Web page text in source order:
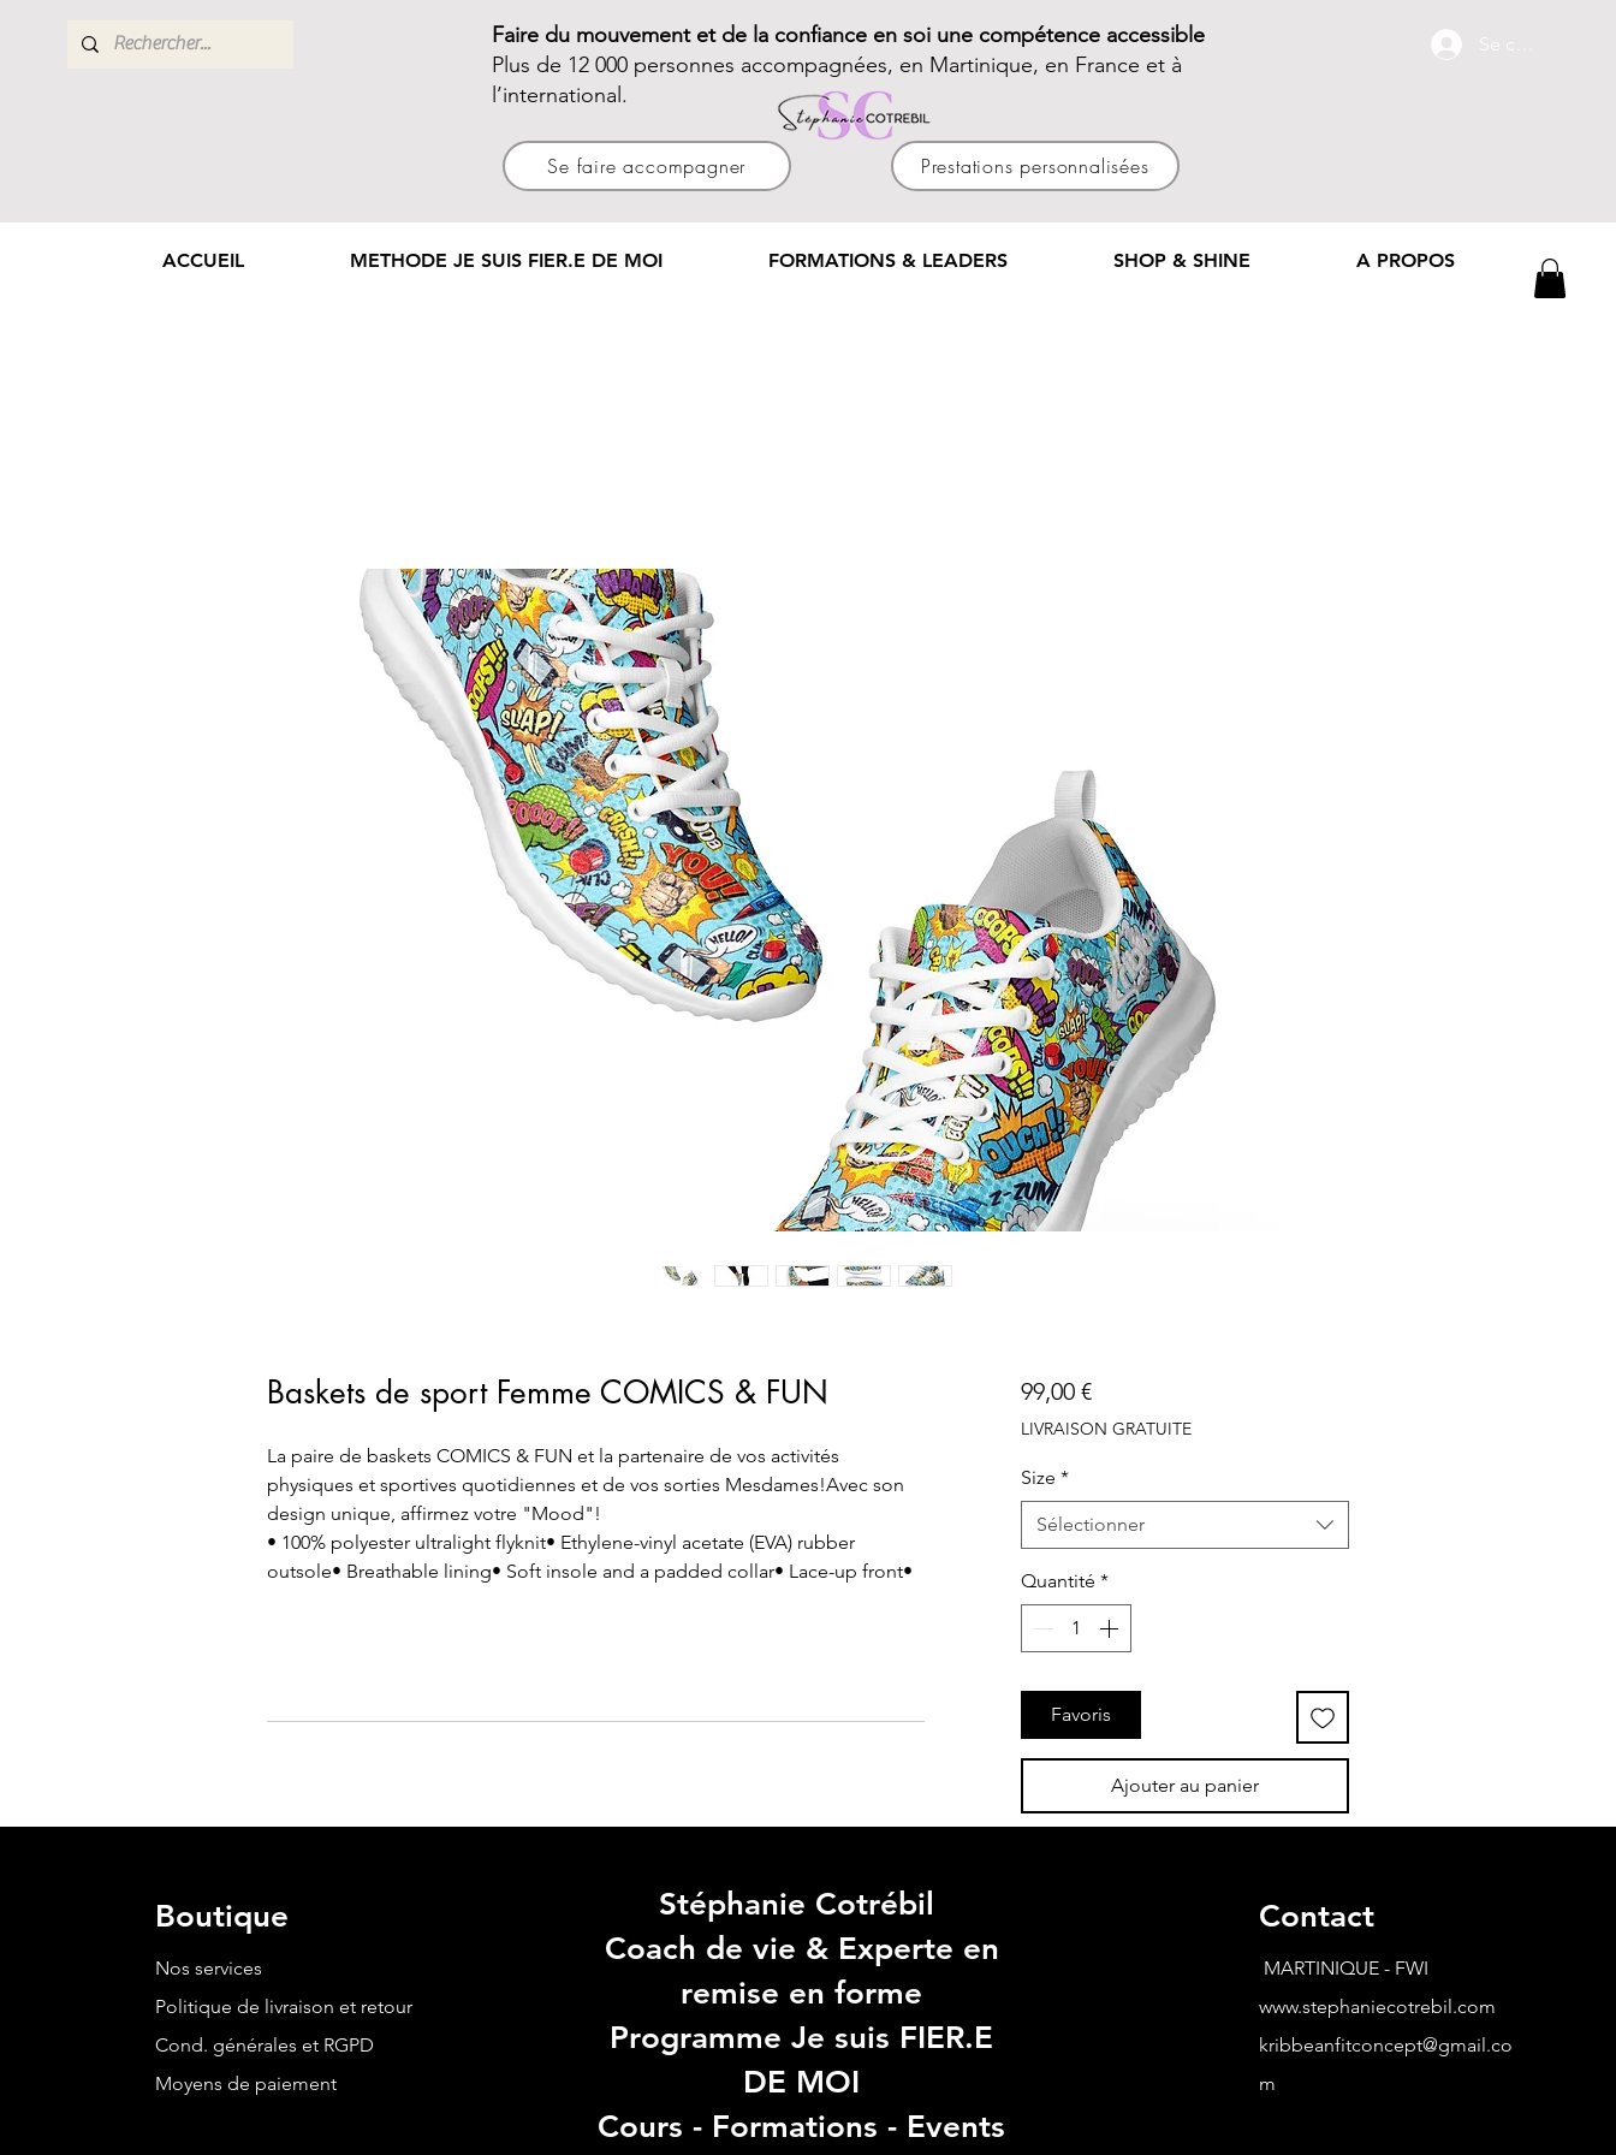
Faire du mouvement et de la confiance en soi une compétence accessible
Plus de 12 000 personnes accompagnées, en Martinique, en France et à
l’international.
Se faire accompagner Prestations personnalisées
Se connecter
ACCUEIL METHODE JE SUIS FIER.E DE MOI FORMATIONS & LEADERS SHOP & SHINE A PROPOS
Baskets de sport Femme COMICS & FUN
La paire de baskets COMICS & FUN et la partenaire de vos activités
physiques et sportives quotidiennes et de vos sorties Mesdames!Avec son
design unique, affirmez votre "Mood"!
• 100% polyester ultralight flyknit• Ethylene-vinyl acetate (EVA) rubber
outsole• Breathable lining• Soft insole and a padded collar• Lace-up front•
99,00 €Prix
LIVRAISON GRATUITE
Size *
Sélectionner
Quantité *
Favoris
Ajouter au panier
Boutique
Nos services
Politique de livraison et retour
Cond. générales et RGPD
Moyens de paiement
Stéphanie Cotrébil
Coach de vie & Experte en
remise en forme
Programme Je suis FIER.E
DE MOI
Cours - Formations - Events
Contact
MARTINIQUE - FWI
www.stephaniecotrebil.com
kribbeanfitconcept@gmail.co
m